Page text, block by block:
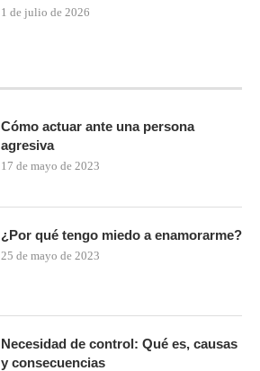
1 de julio de 2026
Cómo actuar ante una persona
agresiva
17 de mayo de 2023
¿Por qué tengo miedo a enamorarme?
25 de mayo de 2023
Necesidad de control: Qué es, causas
y consecuencias